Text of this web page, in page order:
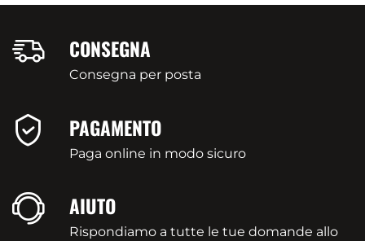
CONSEGNA
Consegna per posta
PAGAMENTO
Paga online in modo sicuro
AIUTO
Rispondiamo a tutte le tue domande allo